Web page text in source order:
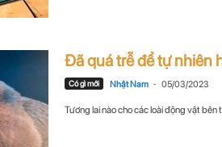
m
Đã quá trễ để tự nhiên
Có gì mới Nhật Nam - 05/03/2023
Tương lai nào cho các loài động vật